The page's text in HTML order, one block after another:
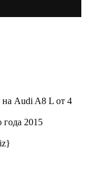
на Audi A8 L от 4
2015